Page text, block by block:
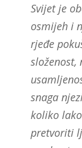
Svijet je
osmijeh i
rjeđe
složenost,
snaga
koliko
pretvoriti